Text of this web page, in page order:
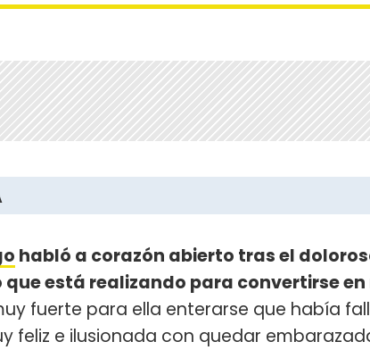
habló a corazón abierto tras el
está realizando para convertirse
fuerte para ella enterarse que había
feliz e ilusionada con quedar